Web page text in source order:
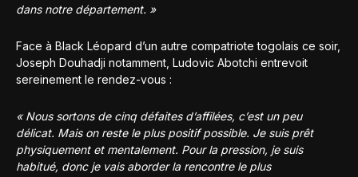
dans notre département. »
Face à Black Léopard d’un autre compatriote togolais ce soir,
Joseph Douhadji notamment, Ludovic Abotchi entrevoit
sereinement le rendez-vous :
« Nous sortons de cinq défaites d’affilées, c’est un peu
délicat. Mais on reste le plus positif possible. Je suis prêt
physiquement et mentalement. Pour la pression, je suis
habitué, donc je vais aborder la rencontre le plus